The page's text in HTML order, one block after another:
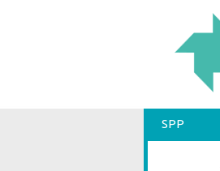
SPP